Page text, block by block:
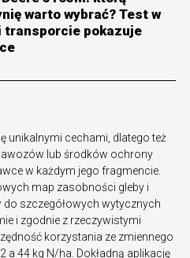
warto wybrać? Test w
transporcie pokazuje
unikalnymi cechami, dlatego też
lub środków ochrony
w każdym jego fragmencie.
map zasobności gleby i
szczegółowych wytycznych
i zgodnie z rzeczywistymi
korzystania ze zmiennego
44 kg N/ha. Dokładną aplikację